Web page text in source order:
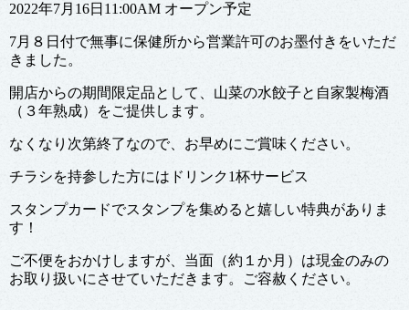
2022年7月16日11:00AM オープン予定
7月８日付で無事に保健所から営業許可のお墨付きをいただ
きました。
開店からの期間限定品として、山菜の水餃子と自家製梅酒
（３年熟成）をご提供します。
なくなり次第終了なので、お早めにご賞味ください。
チラシを持参した方にはドリンク1杯サービス
スタンプカードでスタンプを集めると嬉しい特典がありま
す！
ご不便をおかけしますが、当面（約１か月）は現金のみの
お取り扱いにさせていただきます。ご容赦ください。